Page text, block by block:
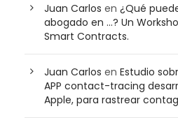
Juan Carlos en ¿Qué
abogado en …? Un
Smart Contracts.
Juan Carlos en Estudio
APP contact-tracing
Apple, para rastrear